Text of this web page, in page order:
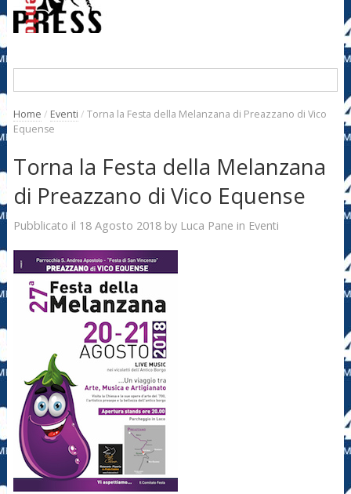
Home / Eventi / Torna la Festa della Melanzana di Preazzano di Vico
Equense
Torna la Festa della Melanzana
di Preazzano di Vico Equense
Pubblicato il 18 Agosto 2018by Luca Pane in Eventi